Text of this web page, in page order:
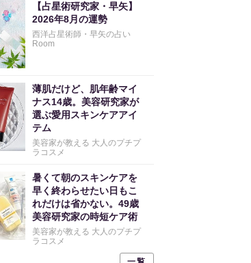
【占星術研究家・早矢】
2026年8月の運勢
西洋占星術師・早矢の占い
Room
薄肌だけど、肌年齢マイ
ナス14歳。美容研究家が
選ぶ愛用スキンケアアイ
テム
美容家が教える 大人のプチプ
ラコスメ
暑くて朝のスキンケアを
早く終わらせたい日もこ
れだけは省かない。49歳
美容研究家の時短ケア術
美容家が教える 大人のプチプ
ラコスメ